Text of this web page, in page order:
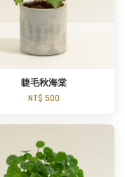
睫毛秋海棠
NT$ 500